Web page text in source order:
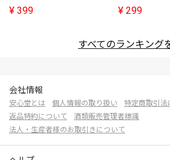
¥ 399 ¥ 299
すべてのランキング
会社情報
安心堂とは 個人情報の取り扱い
特定商取引
返品特約について
酒類販売管理者標識
法人・生産者様のお取引きについて